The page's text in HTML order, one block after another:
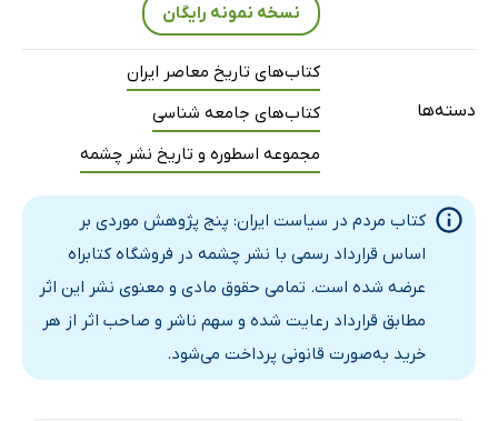
نسخه نمونه رایگان
دسته‌ها
کتاب‌های تاریخ معاصر ایران
کتاب‌های جامعه شناسی
مجموعه اسطوره و تاریخ نشر چشمه
کتاب مردم در سیاست ایران: پنج پژوهش موردی بر
اساس قرارداد رسمی با نشر چشمه در فروشگاه کتابراه
عرضه شده است. تمامی حقوق مادی و معنوی نشر این اثر
مطابق قرارداد رعایت شده و سهم ناشر و صاحب اثر از هر
خرید به‌صورت قانونی پرداخت می‌شود.